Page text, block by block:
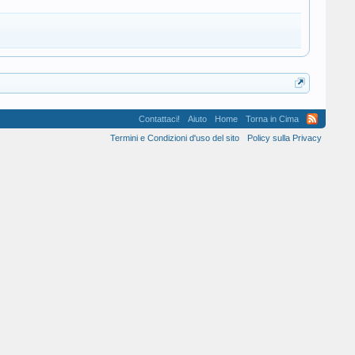
Contattaci! Aiuto Home
Torna in Cima
Termini e Condizioni d'uso del sito
Policy sulla Privacy